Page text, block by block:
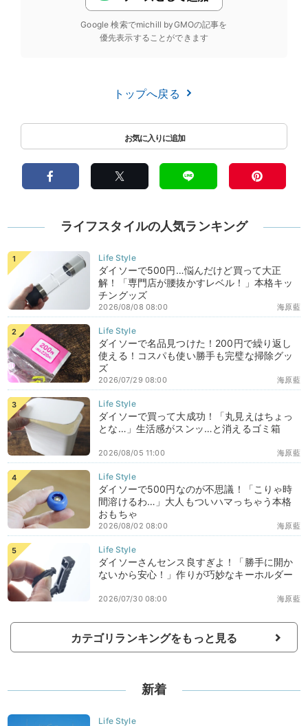
Google 検索でmichill byGMOの記事を
優先表示することができます
トップへ戻る
ライフスタイルの人気ランキング
ダイソーで500円…悩んだけど買って大正
解！「専門店が腰抜かすレベル！」本格キッ
チングッズ
海原藍
2026/08/08 08:00
ダイソーで名品見つけた！200円で繰り返し
使える！コスパも使い勝手も完璧な掃除グッ
ズ
海原藍
2026/07/29 08:00
ダイソーで買って大成功！「丸見えはちょっ
とな…」生活感がスンッ…と消えるゴミ箱
海原藍
2026/08/05 11:00
ダイソーで500円なのが不思議！「こりゃ時
間溶けるわ…」大人もついハマっちゃう本格
おもちゃ
海原藍
2026/08/02 08:00
ダイソーさんセンス良すぎよ！「勝手に開か
ないから安心！」作りが巧妙なキーホルダー
海原藍
2026/07/30 08:00
カテゴリランキングをもっと見る
新着